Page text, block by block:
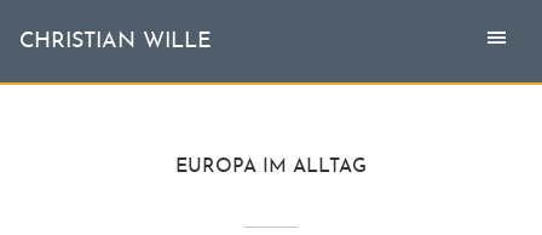
CHRISTIAN WILLE
Toggle
Aktuell
Themen
CHRISTIAN WILLE
EUROPA IM ALLTAG